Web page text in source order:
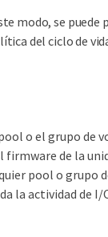
modo, se puede
del ciclo de
o el grupo de
de la
pool o grupo
la actividad de I/